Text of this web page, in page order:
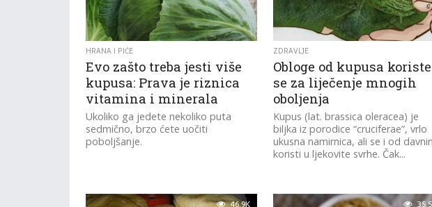
HRANA I PIĆE
Evo zašto treba jesti više
kupusa: Prava je riznica
vitamina i minerala
Ukoliko ga jedete nekoliko puta
sedmično, brzo ćete uočiti
poboljšanje.
ZDRAVLJE
Obloge od kupusa koriste
se za liječenje mnogih
oboljenja
Kupus (lat. brassica oleracea) je
biljka iz porodice “cruciferae”, vrlo
ukusna namirnica, ali se i od
koristi u ljekovite svrhe. Čak...
46.9K